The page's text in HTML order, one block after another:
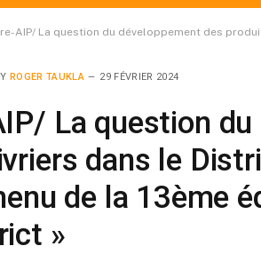
AIP/ La question du développement des
ROGER TAUKLA 29 FÉVRIER 2024
La question
dans le
de la 13ème
»